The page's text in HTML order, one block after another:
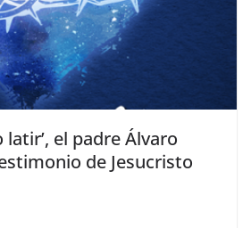
latir’, el padre Álvaro
de Jesucristo